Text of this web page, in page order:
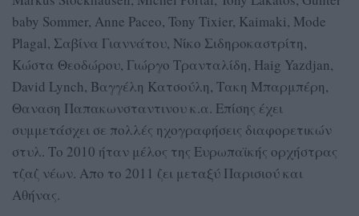
baby Sommer, Anne Paceo, Tony Tixier, Kaimaki, Mode
Plagal, Σαβίνα Γιαννάτου, Νίκο Σιδηροκαστρίτη,
Κώστα Θεοδώρου, Γιώργο Τρανταλίδη, Haig Yazdjan,
David Lynch, Bαγγέλη Κατσούλη, Τακη Μπαρμπέρη,
Θαναση Παπακωνσταντινου κ.α. Επίσης έχει
συμμετάσχει σε πολλές ηχογραφήσεις διαφορετικών
στυλ. Το 2010 ήταν μέλος της Ευρωπαϊκής ορχήστρας
τζαζ νέων. Απο το 2011 ζει μεταξύ Παρισιού και
Αθήνας.